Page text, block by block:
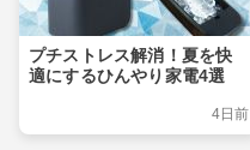
プチストレス解消！夏を快
適にするひんやり家電4選
4日前